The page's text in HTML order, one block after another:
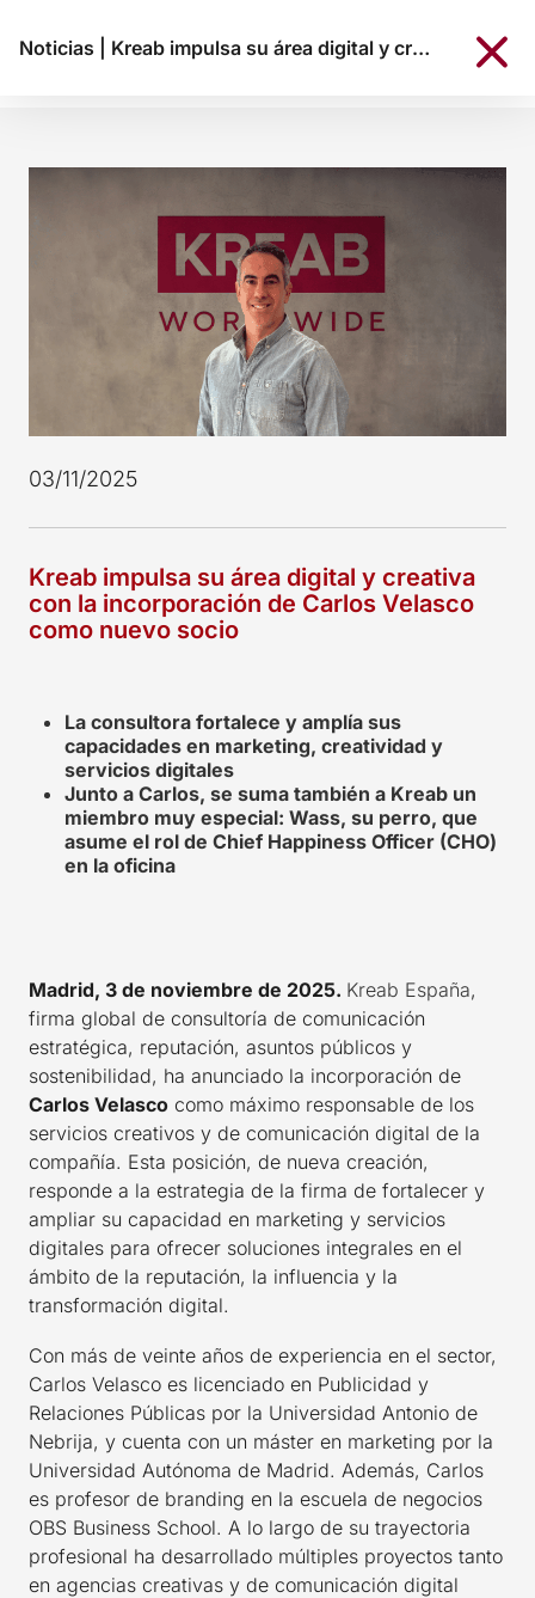
Noticias Kreab impulsa su área digital y creativa con la incorporación de Carlos Velasco como nuevo socio
03/11/2025
Kreab impulsa su área digital y creativa
con la incorporación de Carlos Velasco
como nuevo socio
La consultora fortalece y amplía sus
capacidades en marketing, creatividad y
servicios digitales
Junto a Carlos, se suma también a Kreab un
miembro muy especial: Wass, su perro, que
asume el rol de Chief Happiness Officer (CHO)
en la oficina
Madrid, 3 de noviembre de 2025. Kreab España,
firma global de consultoría de comunicación
estratégica, reputación, asuntos públicos y
sostenibilidad, ha anunciado la incorporación de
Carlos Velasco como máximo responsable de los
servicios creativos y de comunicación digital de la
compañía. Esta posición, de nueva creación,
responde a la estrategia de la firma de fortalecer y
ampliar su capacidad en marketing y servicios
digitales para ofrecer soluciones integrales en el
ámbito de la reputación, la influencia y la
transformación digital.
Con más de veinte años de experiencia en el sector,
Carlos Velasco es licenciado en Publicidad y
Relaciones Públicas por la Universidad Antonio de
Nebrija, y cuenta con un máster en marketing por la
Universidad Autónoma de Madrid. Además, Carlos
es profesor de branding en la escuela de negocios
OBS Business School. A lo largo de su trayectoria
profesional ha desarrollado múltiples proyectos tanto
en agencias creativas y de comunicación digital